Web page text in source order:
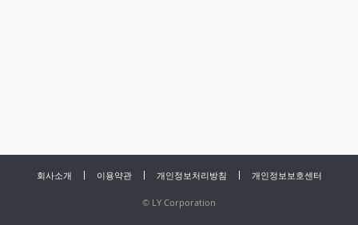
회사소개 이용약관 개인정보처리방침 개인정보보호센터
© LY Corporation